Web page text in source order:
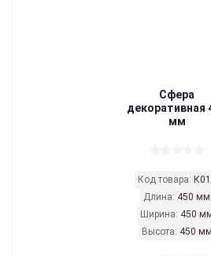
Сфера
декоративная
мм
Код товара:
Длина: 450 мм
Ширина: 450
Высота: 450 мм